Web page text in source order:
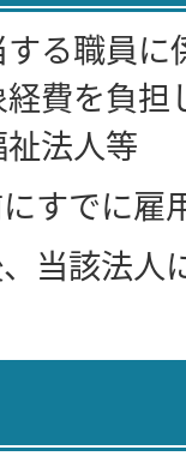
る職員に
費を負
法人等
すでに雇
当該法人